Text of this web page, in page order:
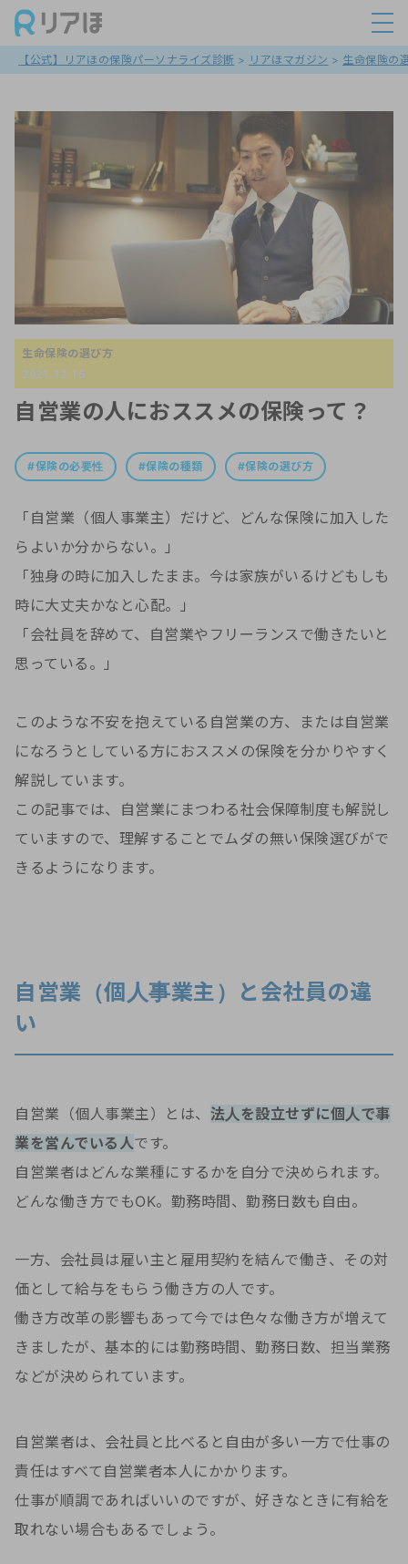
【公式】リアほの保険パーソナライズ診断 > リアほマガジン > 生命保険の
生命保険の選び方
2021.12.16
自営業の人におススメの保険って？
保険の必要性 保険の種類 保険の選び方
「自営業（個人事業主）だけど、どんな保険に加入した
らよいか分からない。」
「独身の時に加入したまま。今は家族がいるけどもしも
時に大丈夫かなと心配。」
「会社員を辞めて、自営業やフリーランスで働きたいと
思っている。」
このような不安を抱えている自営業の方、または自営業
になろうとしている方におススメの保険を分かりやすく
解説しています。
この記事では、自営業にまつわる社会保障制度も解説し
ていますので、理解することでムダの無い保険選びがで
きるようになります。
自営業（個人事業主）と会社員の違
い
自営業（個人事業主）とは、 法人を設立せずに個人で事
業を営んでいる人です。
自営業者はどんな業種にするかを自分で決められます。
どんな働き方でもOK。勤務時間、勤務日数も自由。
一方、会社員は雇い主と雇用契約を結んで働き、その対
価として給与をもらう働き方の人です。
働き方改革の影響もあって今では色々な働き方が増えて
きましたが、基本的には勤務時間、勤務日数、担当業務
などが決められています。
自営業者は、会社員と比べると自由が多い一方で仕事の
責任はすべて自営業者本人にかかります。
仕事が順調であればいいのですが、好きなときに有給を
取れない場合もあるでしょう。